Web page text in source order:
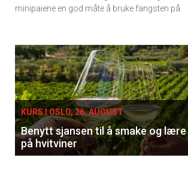
minipaiene en god måte å bruke fangsten på.
Events
single
KURS I OSLO, 26. AUGUST
Benytt sjansen til å smake og
på hvitviner